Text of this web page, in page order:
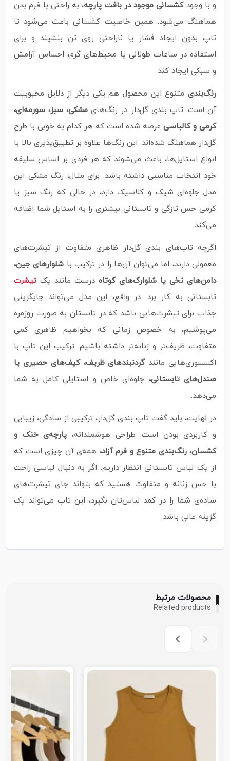
و با وجودکشسانی موجود در بافت پارچه، به‌ راحتی با فرم بدن
هماهنگ می‌شود. همین خاصیت کشسانی باعث می‌شود تا
تاپ بدون ایجاد فشار یا ناراحتی روی تن بنشیند و برای
استفاده در ساعات طولانی یا محیط‌های گرم، احساس آرامش
و سبکی ایجاد کند.
رنگ‌بندی متنوع این محصول هم یکی دیگر از دلایل محبوبیت
آن است. تاپ بندی گل‌دار در رنگ‌های مشکی، سبز، سورمه‌ای،
کرمی و کالباسی عرضه شده است که هر کدام به‌ خوبی با طرح
گل‌دار هماهنگ شده‌اند. این رنگ‌ها علاوه بر تطبیق‌پذیری بالا با
انواع استایل‌ها، باعث می‌شوند که هر فردی بر اساس سلیقه
خود انتخاب مناسبی داشته باشد. برای مثال، رنگ مشکی این
مدل جلوه‌ای شیک و کلاسیک دارد، در حالی‌ که رنگ سبز یا
کرمی حس تازگی و تابستانی بیشتری را به‌ استایل شما اضافه
می‌کند.
اگرچه تاپ‌های بندی گل‌دار ظاهری متفاوت از تیشرت‌های
معمولی دارند، اما می‌توان آن‌ها را در ترکیب با شلوارهای جین،
دامن‌های نخی یا شلوارک‌های کوتاه درست مانند یک تیشرت
تابستانی به‌ کار برد. در واقع، این مدل می‌تواند جایگزینی
جذاب برای تیشرت‌هایی باشد که در تابستان به‌ صورت روزمره
می‌پوشیم، به‌ خصوص زمانی‌ که بخواهیم ظاهری کمی
متفاوت، ظریف‌تر و زنانه‌تر داشته باشیم. ترکیب این تاپ با
اکسسوری‌هایی مانندگردنبندهای ظریف، کیف‌های حصیری یا
صندل‌های تابستانی، جلوه‌ای خاص و استایلی کامل به شما
می‌دهد.
در نهایت، باید گفت تاپ بندی گل‌دار، ترکیبی از سادگی، زیبایی
و کاربردی بودن است. طراحی هوشمندانه، پارچه‌ی خنک و
کشسان، رنگ‌بندی متنوع و فرم آزاد، همه‌ی آن چیزی‌ است که
از یک لباس تابستانی انتظار داریم. اگر به‌ دنبال لباسی راحت
با حس زنانه و متفاوت هستید که بتواند جای تیشرت‌های
ساده‌ی شما را در کمد لباس‌تان بگیرد، این تاپ می‌تواند یک
گزینه عالی باشد.
محصولات مرتبط
Related products